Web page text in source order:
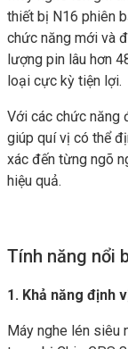
thiết bị N16 phiên
chức năng mới và
lượng pin lâu hơn
loại cực kỳ tiện lợi.
Với các chức năng
giúp quí vị có thể
xác đến từng ngõ
hiệu quả.
Tính năng nổi
1. Khả năng định
Máy nghe lén siêu